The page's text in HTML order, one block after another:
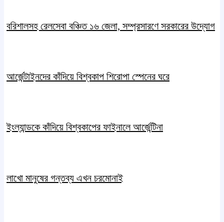
বরিশালসহ রেলসেবা বঞ্চিত ১৬ জেলা, সম্প্রসারণে সরকারের উদ্যোগ
আর্জেন্টাইনদের কাঁদিয়ে বিশ্বকাপ শিরোপা স্পেনের ঘরে
ইংল্যান্ডকে কাঁদিয়ে বিশ্বকাপের ফাইনালে আর্জেন্টিনা
লাখো মানুষের গন্তব্য এখন চরমোনাই